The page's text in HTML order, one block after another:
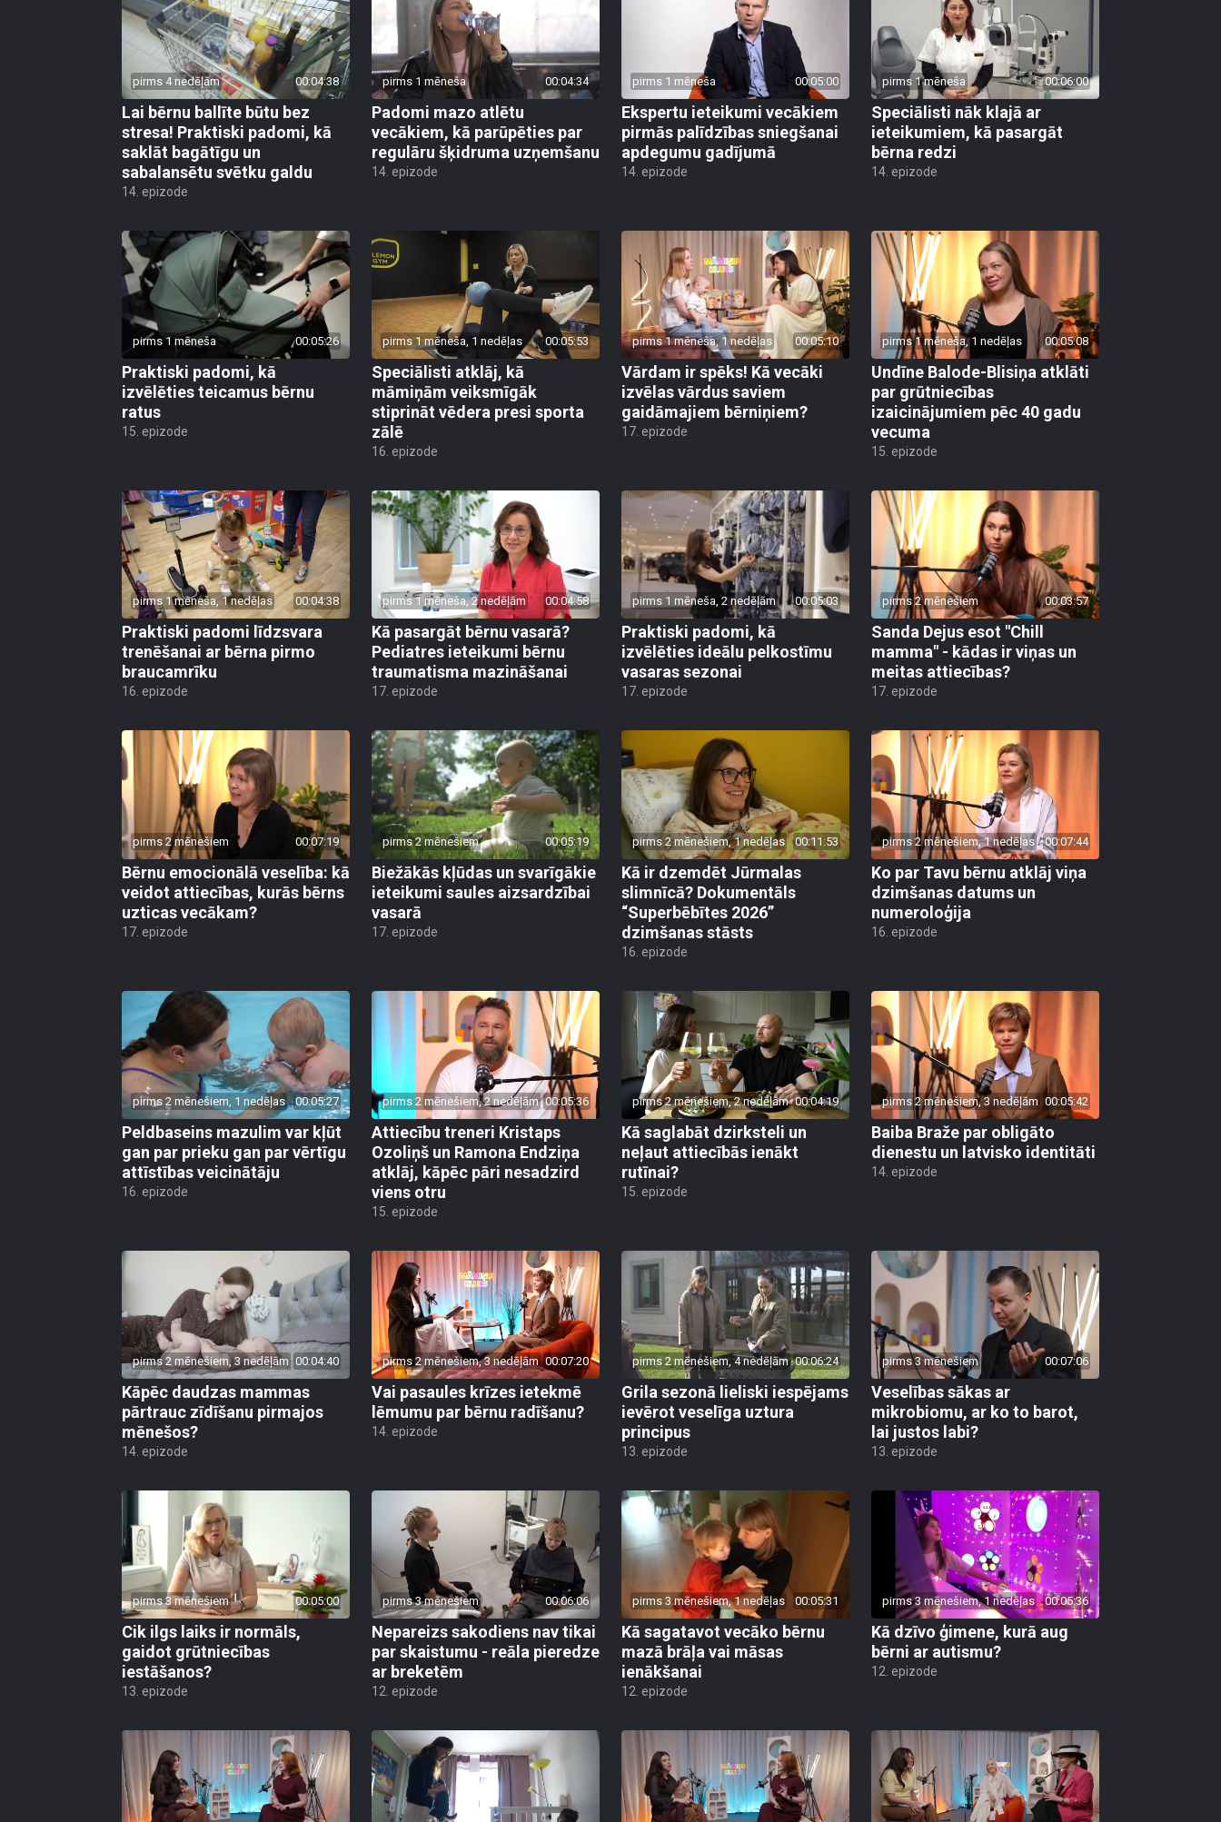
pirms 4 nedēļām 00:04:38
Lai bērnu ballīte būtu bez
stresa! Praktiski padomi, kā
saklāt bagātīgu un
sabalansētu svētku galdu
14. epizode
pirms 1 mēneša 00:04:34
Padomi mazo atlētu
vecākiem, kā parūpēties par
regulāru šķidruma uzņemšanu
14. epizode
pirms 1 mēneša 00:05:00
Ekspertu ieteikumi vecākiem
pirmās palīdzības sniegšanai
apdegumu gadījumā
14. epizode
pirms 1 mēneša 00:06:00
Speciālisti nāk klajā ar
ieteikumiem, kā pasargāt
bērna redzi
14. epizode
pirms 1 mēneša 00:05:26
Praktiski padomi, kā
izvēlēties teicamus bērnu
ratus
15. epizode
pirms 1 mēneša, 1 nedēļas 00:05:53
Speciālisti atklāj, kā
māmiņām veiksmīgāk
stiprināt vēdera presi sporta
zālē
16. epizode
pirms 1 mēneša, 1 nedēļas 00:05:10
Vārdam ir spēks! Kā vecāki
izvēlas vārdus saviem
gaidāmajiem bērniņiem?
17. epizode
pirms 1 mēneša, 1 nedēļas 00:05:08
Undīne Balode-Blisiņa atklāti
par grūtniecības
izaicinājumiem pēc 40 gadu
vecuma
15. epizode
pirms 1 mēneša, 1 nedēļas 00:04:38
Praktiski padomi līdzsvara
trenēšanai ar bērna pirmo
braucamrīku
16. epizode
pirms 1 mēneša, 2 nedēļām 00:04:58
Kā pasargāt bērnu vasarā?
Pediatres ieteikumi bērnu
traumatisma mazināšanai
17. epizode
pirms 1 mēneša, 2 nedēļām 00:05:03
Praktiski padomi, kā
izvēlēties ideālu pelkostīmu
vasaras sezonai
17. epizode
pirms 2 mēnešiem 00:03:57
Sanda Dejus esot "Chill
mamma" - kādas ir viņas un
meitas attiecības?
17. epizode
pirms 2 mēnešiem 00:07:19
Bērnu emocionālā veselība: kā
veidot attiecības, kurās bērns
uzticas vecākam?
17. epizode
pirms 2 mēnešiem 00:05:19
Biežākās kļūdas un svarīgākie
ieteikumi saules aizsardzībai
vasarā
17. epizode
pirms 2 mēnešiem, 1 nedēļas 00:11:53
Kā ir dzemdēt Jūrmalas
slimnīcā? Dokumentāls
“Superbēbītes 2026”
dzimšanas stāsts
16. epizode
pirms 2 mēnešiem, 1 nedēļas 00:07:44
Ko par Tavu bērnu atklāj viņa
dzimšanas datums un
numeroloģija
16. epizode
pirms 2 mēnešiem, 1 nedēļas 00:05:27
Peldbaseins mazulim var kļūt
gan par prieku gan par vērtīgu
attīstības veicinātāju
16. epizode
pirms 2 mēnešiem, 2 nedēļām 00:05:36
Attiecību treneri Kristaps
Ozoliņš un Ramona Endziņa
atklāj, kāpēc pāri nesadzird
viens otru
15. epizode
pirms 2 mēnešiem, 2 nedēļām 00:04:19
Kā saglabāt dzirksteli un
neļaut attiecībās ienākt
rutīnai?
15. epizode
pirms 2 mēnešiem, 3 nedēļām 00:05:42
Baiba Braže par obligāto
dienestu un latvisko identitāti
14. epizode
pirms 2 mēnešiem, 3 nedēļām 00:04:40
Kāpēc daudzas mammas
pārtrauc zīdīšanu pirmajos
mēnešos?
14. epizode
pirms 2 mēnešiem, 3 nedēļām 00:07:20
Vai pasaules krīzes ietekmē
lēmumu par bērnu radīšanu?
14. epizode
pirms 2 mēnešiem, 4 nedēļām 00:06:24
Grila sezonā lieliski iespējams
ievērot veselīga uztura
principus
13. epizode
pirms 3 mēnešiem 00:07:06
Veselības sākas ar
mikrobiomu, ar ko to barot,
lai justos labi?
13. epizode
pirms 3 mēnešiem 00:05:00
Cik ilgs laiks ir normāls,
gaidot grūtniecības
iestāšanos?
13. epizode
pirms 3 mēnešiem 00:06:06
Nepareizs sakodiens nav tikai
par skaistumu - reāla pieredze
ar breketēm
12. epizode
pirms 3 mēnešiem, 1 nedēļas 00:05:31
Kā sagatavot vecāko bērnu
mazā brāļa vai māsas
ienākšanai
12. epizode
pirms 3 mēnešiem, 1 nedēļas 00:05:36
Kā dzīvo ģimene, kurā aug
bērni ar autismu?
12. epizode